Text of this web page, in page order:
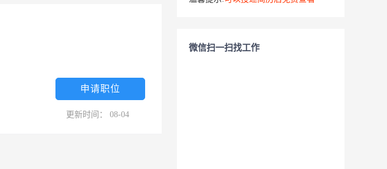
申请职位
更新时间： 08-04
微信扫一扫找工作